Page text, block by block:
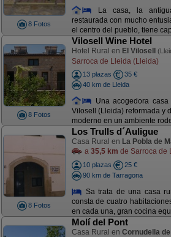
8 Fotos
La casa, la
restaurada con mucho
el centro del pueblo, tiene
8 Fotos
Vilosell Wine Hotel
Hotel Rural en El Vilosell
Sarroca de Lleida (Lleida)
13 plazas
35 €
40 km de Lleida
Una acogedora
Vilosell (Lleida) reformada y
moderno en un ambiente
8 Fotos
Los Trulls d´Auligue
Casa Rural en La Pobla de
a 35,5 km de Sarroca de
10 plazas
25 €
90 km de Tarragona
Sa trata de una casa
consta de cuatro
en cada una, gran cocina
Molí del Pont
Casa Rural en Cornudella